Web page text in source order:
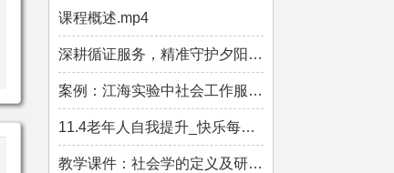
课程概述.mp4
深耕循证服务，精准守护夕阳.mp4
案例：江海实验中社会工作服务新就业群体的探索.mp4
11.4老年人自我提升_快乐每一天.mp4
教学课件：社会学的定义及研究对象